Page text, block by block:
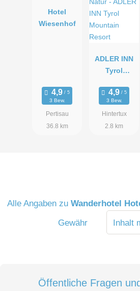
Hotel
Wiesenhof
3 Bew.
Pertisau
36.8 km
ADLER INN
Tyrol
Resort
3 Bew.
Hintertux
2.8 km
Alle Angaben zu Wanderhotel
Gewähr
Inhalt
Öffentliche Fragen